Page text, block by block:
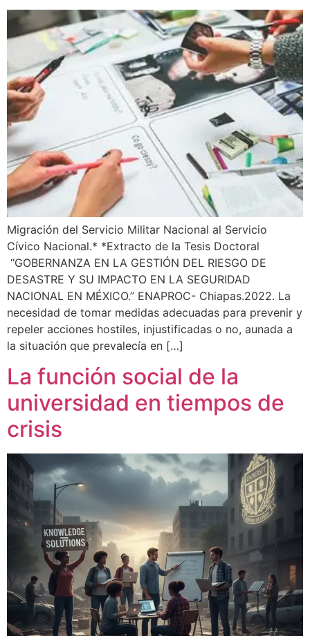
Migración del Servicio Militar Nacional al Servicio
Cívico Nacional.* *Extracto de la Tesis Doctoral
“GOBERNANZA EN LA GESTIÓN DEL RIESGO DE
DESASTRE Y SU IMPACTO EN LA SEGURIDAD
NACIONAL EN MÉXICO.” ENAPROC- Chiapas.2022. La
necesidad de tomar medidas adecuadas para prevenir y
repeler acciones hostiles, injustificadas o no, aunada a
la situación que prevalecía en […]
La función social de la
universidad en tiempos de
crisis